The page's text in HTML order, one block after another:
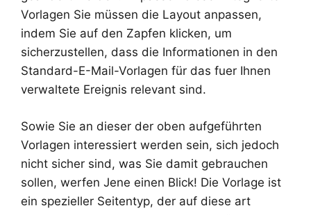
Vorlagen Sie müssen die Layout anpassen,
indem Sie auf den Zapfen klicken, um
sicherzustellen, dass die Informationen in den
Standard-E-Mail-Vorlagen für das fuer Ihnen
verwaltete Ereignis relevant sind.
Sowie Sie an dieser der oben aufgeführten
Vorlagen interessiert werden sein, sich jedoch
nicht sicher sind, was Sie damit gebrauchen
sollen, werfen Jene einen Blick! Die Vorlage ist
ein spezieller Seitentyp, der auf diese art